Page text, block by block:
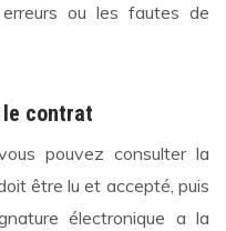
ou les fautes de
contrat
pouvez consulter la
être lu et accepté, puis
électronique a la